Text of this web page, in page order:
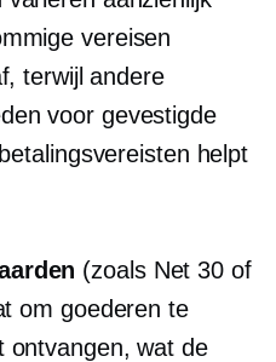
vereisen
terwijl andere
voor gevestigde
helpt
(zoals Net 30 of
om goederen te
ontvangen, wat de